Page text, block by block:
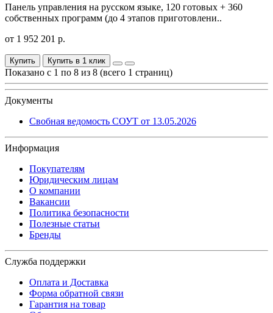
Панель управления на русском языке, 120 готовых + 360
собственных программ (до 4 этапов приготовлени..
от 1 952 201 р.
Купить Купить в 1 клик
Показано с 1 по 8 из 8 (всего 1 страниц)
Документы
Свобная ведомость СОУТ от 13.05.2026
Информация
Покупателям
Юридическим лицам
О компании
Вакансии
Политика безопасности
Полезные статьи
Бренды
Служба поддержки
Оплата и Доставка
Форма обратной связи
Гарантия на товар